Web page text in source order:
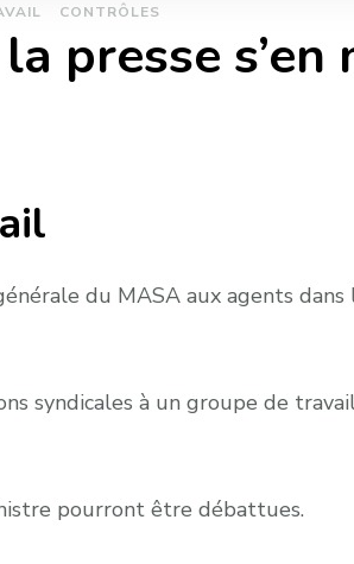
CONTRÔLES
presse s’en
du MASA aux agents dans
syndicales à un groupe de
pourront être débattues.